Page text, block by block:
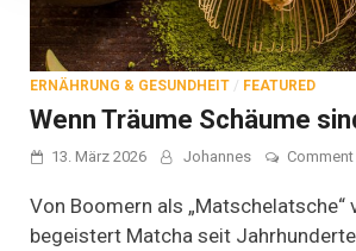
ERNÄHRUNG & GESUNDHEIT / FEATURED
Wenn Träume Schäume
13. März 2026 Johannes Comment
Von Boomern als „Matschelatsche“
begeistert Matcha seit